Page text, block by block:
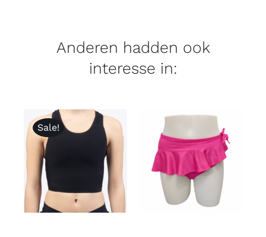
Anderen hadden ook
interesse in:
Sale!
5.00uit 5